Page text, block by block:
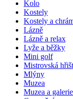
Kolo
Kostely
Kostely a
Lázně
Lázně a relax
Lyže a běžky
Mini golf
Mistrovská
Mlýny
Muzea
Muzea a galerie